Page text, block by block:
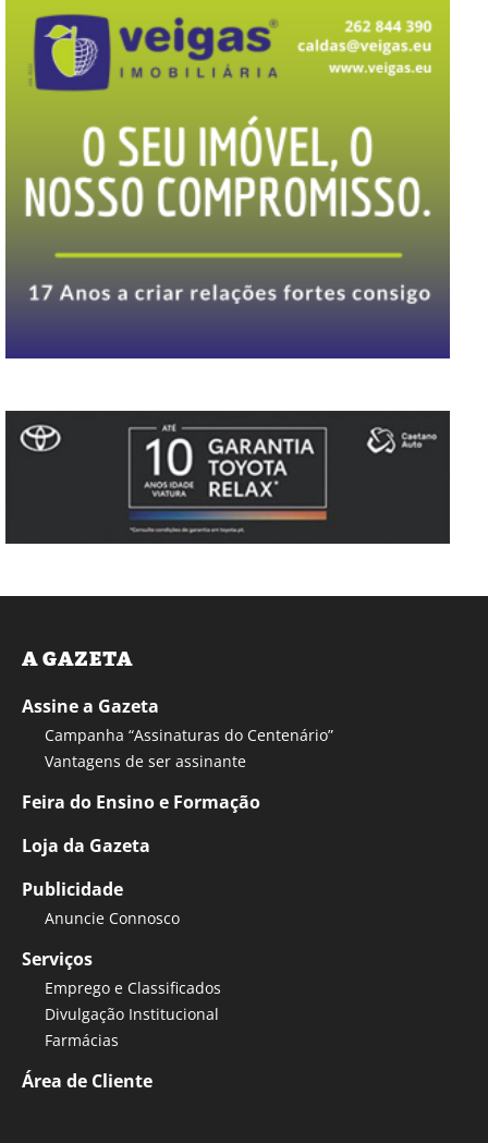
A GAZETA
Assine a Gazeta
Campanha “Assinaturas do Centenário”
Vantagens de ser assinante
Feira do Ensino e Formação
Loja da Gazeta
Publicidade
Anuncie Connosco
Serviços
Emprego e Classificados
Divulgação Institucional
Farmácias
Área de Cliente